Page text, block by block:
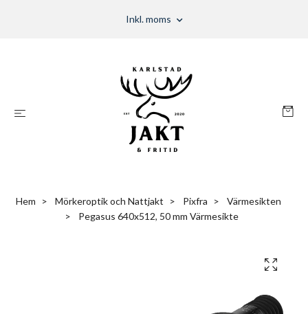
Inkl. moms
Hem Mörkeroptik och Nattjakt Pixfra
Värmesikten
Pegasus 640x512, 50 mm Värmesikte